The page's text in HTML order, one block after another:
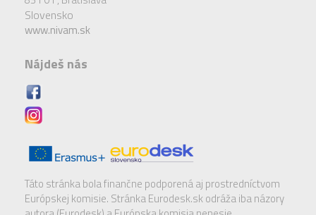
Slovensko
www.nivam.sk
Nájdeš nás
Táto stránka bola finančne podporená aj prostredníctvom
Európskej komisie. Stránka Eurodesk.sk odráža iba názory